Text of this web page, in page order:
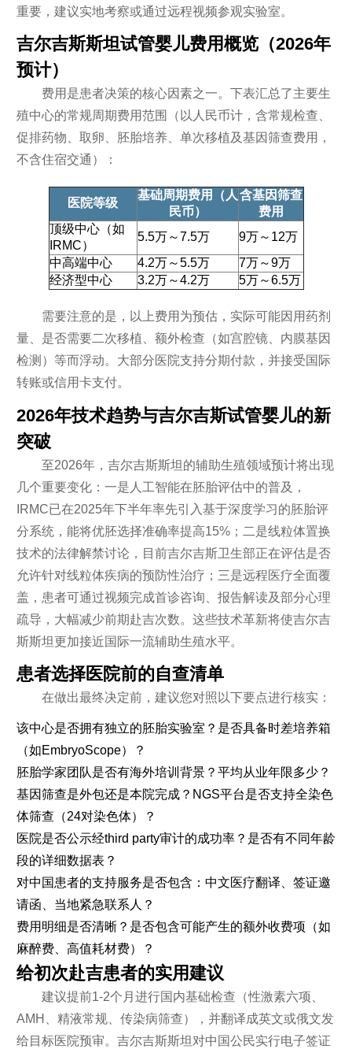
重要，建议实地考察或通过远程视频参观实验室。
吉尔吉斯斯坦试管婴儿费用概览（2026年
预计）
费用是患者决策的核心因素之一。下表汇总了主要生
殖中心的常规周期费用范围（以人民币计，含常规检查、
促排药物、取卵、胚胎培养、单次移植及基因筛查费用，
不含住宿交通）：
医院等级
基础周期费用（人
民币）
含基因筛查
费用
顶级中心（如
IRMC）
5.5万～7.5万
9万～12万
中高端中心
4.2万～5.5万
7万～9万
经济型中心
3.2万～4.2万 5万～6.5万
需要注意的是，以上费用为预估，实际可能因用药剂
量、是否需要二次移植、额外检查（如宫腔镜、内膜基因
检测）等而浮动。大部分医院支持分期付款，并接受国际
转账或信用卡支付。
2026年技术趋势与吉尔吉斯试管婴儿的新
突破
至2026年，吉尔吉斯斯坦的辅助生殖领域预计将出现
几个重要变化：一是人工智能在胚胎评估中的普及，
IRMC已在2025年下半年率先引入基于深度学习的胚胎评
分系统，能将优胚选择准确率提高15%；二是线粒体置换
技术的法律解禁讨论，目前吉尔吉斯卫生部正在评估是否
允许针对线粒体疾病的预防性治疗；三是远程医疗全面覆
盖，患者可通过视频完成首诊咨询、报告解读及部分心理
疏导，大幅减少前期赴吉次数。这些技术革新将使吉尔吉
斯斯坦更加接近国际一流辅助生殖水平。
患者选择医院前的自查清单
在做出最终决定前，建议您对照以下要点进行核实：
该中心是否拥有独立的胚胎实验室？是否具备时差培养箱
（如EmbryoScope）？
胚胎学家团队是否有海外培训背景？平均从业年限多少？
基因筛查是外包还是本院完成？NGS平台是否支持全染色
体筛查（24对染色体）？
医院是否公示经third party审计的成功率？是否有不同年龄
段的详细数据表？
对中国患者的支持服务是否包含：中文医疗翻译、签证邀
请函、当地紧急联系人？
费用明细是否清晰？是否包含可能产生的额外收费项（如
麻醉费、高值耗材费）？
给初次赴吉患者的实用建议
建议提前1-2个月进行国内基础检查（性激素六项、
AMH、精液常规、传染病筛查），并翻译成英文或俄文发
给目标医院预审。吉尔吉斯斯坦对中国公民实行电子签证